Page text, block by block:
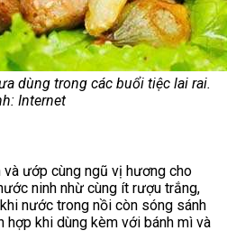
dùng trong các buổi tiệc lai rai.
Internet
ướp cùng ngũ vị hương cho
ninh nhừ cùng ít rượu trắng,
nước trong nồi còn sóng sánh
hợp khi dùng kèm với bánh mì và